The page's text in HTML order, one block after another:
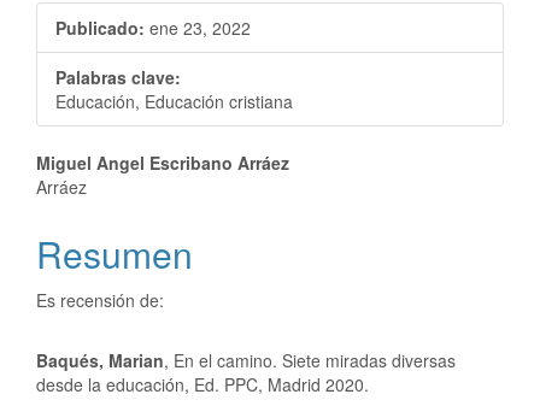
Publicado: ene 23, 2022
Palabras clave:
Educación, Educación cristiana
Miguel Angel Escribano Arráez
Arráez
Resumen
Es recensión de:
Baqués, Marian, En el camino. Siete miradas diversas
desde la educación, Ed. PPC, Madrid 2020.